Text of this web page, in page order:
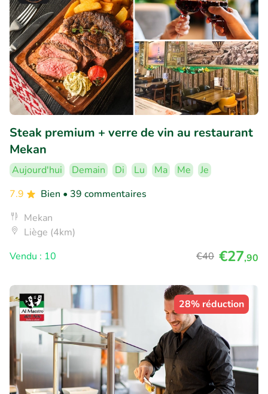
Steak premium + verre de vin au restaurant
Mekan
Aujourd'hui Demain Di Lu Ma Me
Je
7.9
Bien • 39 commentaires
Mekan
Liège (4km)
Vendu : 10
€40 €27,90
28% réduction